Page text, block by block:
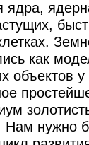
ядра,
как
объектов у
Нам нужно